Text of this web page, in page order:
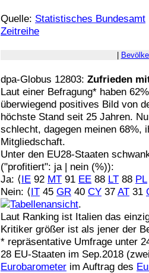
Quelle: Statistisches Bundesamt
Zeitreihe
dpa-Globus 12803: Zufrieden
Laut einer Befragung* haben
überwiegend positives Bild von
höchste Stand seit 25 Jahren.
schlecht, dagegen meinen 68%,
Mitgliedschaft.
Unter den EU28-Staaten
("profitiert": ja | nein (%)):
Ja: ⟨IE 92 MT 91 EE 88 LT 88 PL
Nein: ⟨IT 45 GR 40 CY 37 AT 31
.
Laut Ranking ist Italien das
Kritiker größer ist als jener der
* repräsentative Umfrage unter
28 EU-Staaten im Sep.2018
Eurobarometer im Auftrag des